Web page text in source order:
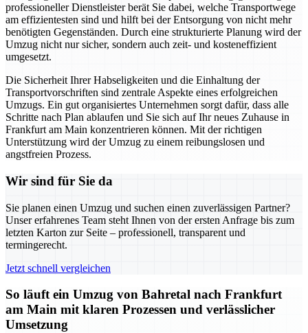
professioneller Dienstleister berät Sie dabei, welche Transportwege
am effizientesten sind und hilft bei der Entsorgung von nicht mehr
benötigten Gegenständen. Durch eine strukturierte Planung wird der
Umzug nicht nur sicher, sondern auch zeit- und kosteneffizient
umgesetzt.
Die Sicherheit Ihrer Habseligkeiten und die Einhaltung der
Transportvorschriften sind zentrale Aspekte eines erfolgreichen
Umzugs. Ein gut organisiertes Unternehmen sorgt dafür, dass alle
Schritte nach Plan ablaufen und Sie sich auf Ihr neues Zuhause in
Frankfurt am Main konzentrieren können. Mit der richtigen
Unterstützung wird der Umzug zu einem reibungslosen und
angstfreien Prozess.
Wir sind für Sie da
Sie planen einen Umzug und suchen einen zuverlässigen Partner?
Unser erfahrenes Team steht Ihnen von der ersten Anfrage bis zum
letzten Karton zur Seite – professionell, transparent und
termingerecht.
Jetzt schnell vergleichen
So läuft ein Umzug von Bahretal nach Frankfurt
am Main mit klaren Prozessen und verlässlicher
Umsetzung